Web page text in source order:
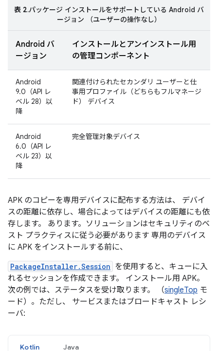
表 2.パッケージ インストールをサポートしている Android バ
ージョン （ユーザーの操作なし）
Android バ
ージョン
インストールとアンインストール用
の管理コンポーネント
Android
9.0（API レ
ベル 28）以
降
関連付けられたセカンダリ ユーザーと仕
事用プロファイル（どちらもフルマネージ
ド） デバイス
Android
6.0（API レ
ベル 23）以
降
完全管理対象デバイス
APK のコピーを専用デバイスに配布する方法は、 デバイ
スの距離に依存し、場合によってはデバイスの距離にも依
存します。 あります。ソリューションはセキュリティのベ
スト プラクティスに従う必要があります 専用のデバイス
に APK をインストールする前に、
PackageInstaller.Session を使用すると、キューに入
れるセッションを作成できます。 インストール用 APK。
次の例では、ステータスを受け取ります。 （singleTop モ
ード）。ただし、 サービスまたはブロードキャスト レシ
ーバ:
Kotlin Java